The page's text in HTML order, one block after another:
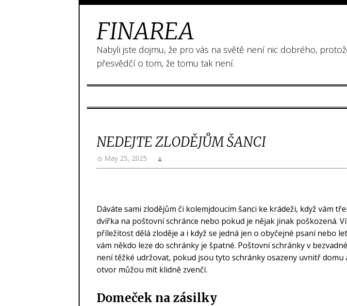
FINAREA
Nabyli jste dojmu, že pro vás na světě není nic dobrého,
přesvědčí o tom, že tomu tak není.
NEDEJTE ZLODĚJŮM ŠANCI
May 25, 2025
Dáváte sami zlodějům či kolemjdoucím šanci ke krádeži, když vám
dvířka na poštovní schránce nebo pokud je nějak jinak poškozená.
příležitost dělá zloděje a i když se jedná jen o obyčejné psaní nebo
vám někdo leze do schránky je špatné. Poštovní schránkyv
není těžké udržovat, pokud jsou tyto schránky osazeny uvnitř domu
otvor můžou mít klidně zvenčí.
Domeček na zásilky